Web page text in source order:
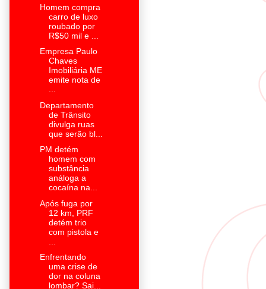
Homem compra
carro de luxo
roubado por
R$50 mil e ...
Empresa Paulo
Chaves
Imobiliária ME
emite nota de
...
Departamento
de Trânsito
divulga ruas
que serão bl...
PM detém
homem com
substância
análoga a
cocaína na...
Após fuga por
12 km, PRF
detém trio
com pistola e
Enfrentando
uma crise de
dor na coluna
lombar? Sai...